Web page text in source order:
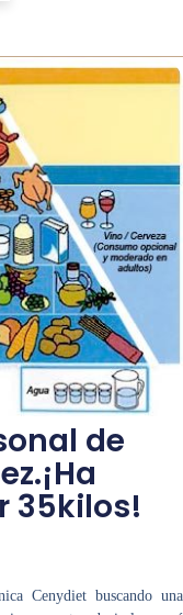
de
35kilos!
Cenydiet buscando una